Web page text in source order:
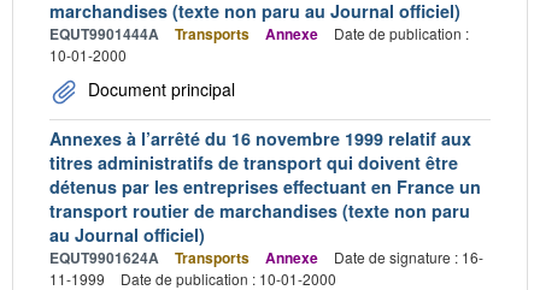
marchandises (texte non paru au Journal officiel)
EQUT9901444A Transports Annexe
Date de publication :
10-01-2000
Document principal
Annexes à l’arrêté du 16 novembre 1999 relatif aux
titres administratifs de transport qui doivent être
détenus par les entreprises effectuant en France un
transport routier de marchandises (texte non paru
au Journal officiel)
EQUT9901624A Transports Annexe
Date de signature : 16-
11-1999
Date de publication : 10-01-2000